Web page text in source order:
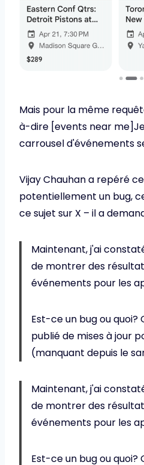
Mais pour la même
à-dire [events near
carrousel d'événements
Vijay Chauhan a repéré
potentiellement un bug,
ce sujet sur X – il a
Maintenant, j'ai
de montrer des
événements pour les
Est-ce un bug ou
publié de mises à jour
(manquant depuis le
Maintenant, j'ai
de montrer des
événements pour les
Est-ce un bug ou